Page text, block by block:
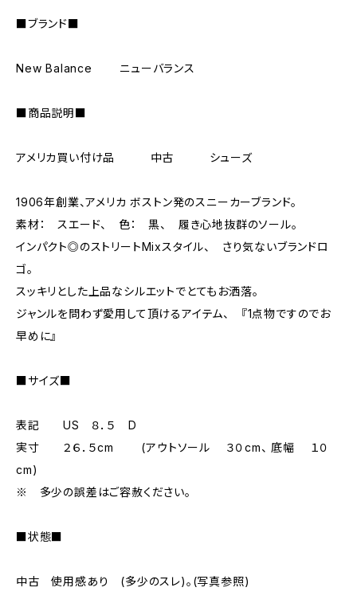
■ブランド■
New Balance ニューバランス
■商品説明■
アメリカ買い付け品 中古 シューズ
1906年創業、アメリカ ボストン発のスニーカーブランド。
素材： スエード、 色： 黒、 履き心地抜群のソール。
インパクト◎のストリートMixスタイル、 さり気ないブランドロ
ゴ。
スッキリとした上品なシルエットでとてもお洒落。
ジャンルを問わず愛用して頂けるアイテム、 『1点物ですのでお
早めに』
■サイズ■
表記 US ８．５ D
実寸 ２６．５cm (アウトソール ３０cm、 底幅 １０
cm)
※ 多少の誤差はご容赦ください。
■状態■
中古 使用感あり (多少のスレ)。(写真参照)